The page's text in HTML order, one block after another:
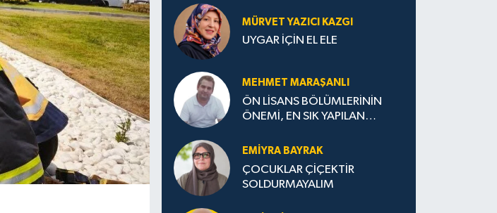
MÜRVET YAZICI KAZGI
UYGAR İÇİN EL ELE
MEHMET MARAŞANLI
ÖN LİSANS BÖLÜMLERİNİN
ÖNEMİ, EN SIK YAPILAN
STRATEJİLERİ
EMIYRA BAYRAK
ÇOCUKLAR ÇİÇEKTİR
SOLDURMAYALIM